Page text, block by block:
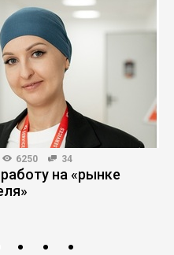
6250 34
на «рынке